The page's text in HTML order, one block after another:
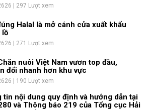
| 297 Lượt xem
Halal là mở cánh cửa xuất khẩu
lồ
| 271 Lượt xem
nuôi Việt Nam vươn top đầu,
đổi nhanh hơn khu vực
| 190 Lượt xem
tin nội dung quy định và hướng dẫn tại
và Thông báo 219 của Tổng cục Hải